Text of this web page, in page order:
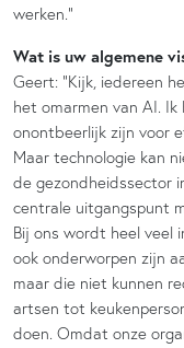
werken.”
Wat is uw algemene
Geert: “Kijk, iedereen
het omarmen van AI.
onontbeerlijk zijn voor
Maar technologie kan
de gezondheidssector
centrale uitgangspunt
Bij ons wordt heel veel
ook onderworpen zijn
maar die niet kunnen
artsen tot
doen. Omdat onze